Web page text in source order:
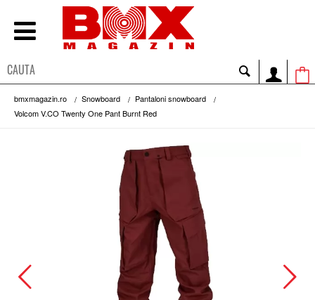
bmxmagazin.ro Snowboard
Pantaloni snowboard
Volcom V.CO Twenty One Pant Burnt Red